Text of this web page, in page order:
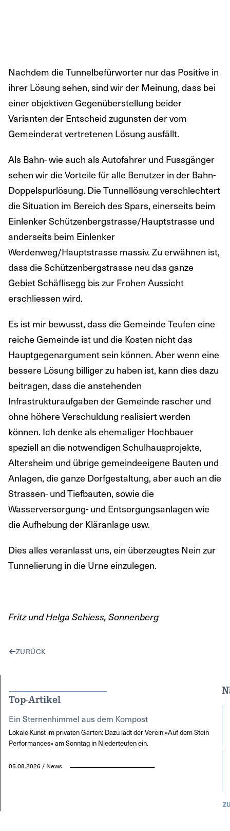
Nachdem die Tunnelbefürworter nur das Positive in
ihrer Lösung sehen, sind wir der Meinung, dass bei
einer objektiven Gegenüberstellung beider
Varianten der Entscheid zugunsten der vom
Gemeinderat vertretenen Lösung ausfällt.
Als Bahn- wie auch als Autofahrer und Fussgänger
sehen wir die Vorteile für alle Benutzer in der Bahn-
Doppelspurlösung. Die Tunnellösung verschlechtert
die Situation im Bereich des Spars, einerseits beim
Einlenker Schützenbergstrasse/Hauptstrasse und
anderseits beim Einlenker
Werdenweg/Hauptstrasse massiv. Zu erwähnen ist,
dass die Schützenbergstrasse neu das ganze
Gebiet Schäflisegg bis zur Frohen Aussicht
erschliessen wird.
Es ist mir bewusst, dass die Gemeinde Teufen eine
reiche Gemeinde ist und die Kosten nicht das
Hauptgegenargument sein können. Aber wenn eine
bessere Lösung billiger zu haben ist, kann dies dazu
beitragen, dass die anstehenden
Infrastrukturaufgaben der Gemeinde rascher und
ohne höhere Verschuldung realisiert werden
können. Ich denke als ehemaliger Hochbauer
speziell an die notwendigen Schulhausprojekte,
Altersheim und übrige gemeindeeigene Bauten und
Anlagen, die ganze Dorfgestaltung, aber auch an die
Strassen- und Tiefbauten, sowie die
Wasserversorgung- und Entsorgungsanlagen wie
die Aufhebung der Kläranlage usw.
Dies alles veranlasst uns, ein überzeugtes Nein zur
Tunnelierung in die Urne einzulegen.
Fritz und Helga Schiess, Sonnenberg
ZURÜCK
Top-Artikel
Ein Sternenhimmel aus dem Kompost
Lokale Kunst im privaten Garten: Dazu lädt der Verein «Auf dem Stein
Performances» am Sonntag in Niederteufen ein.
05.08.2026 / News